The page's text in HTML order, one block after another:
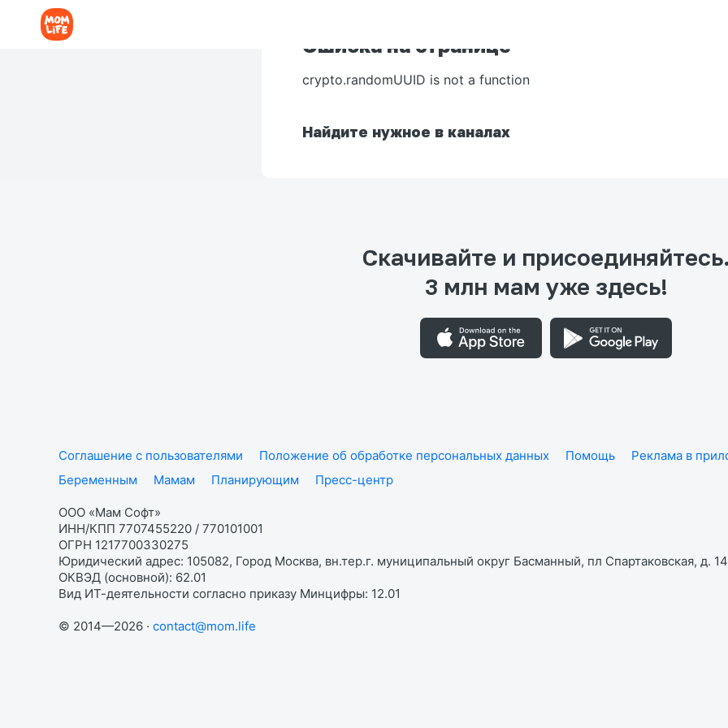
Ошибка на странице
crypto.randomUUID is not a function
Найдите нужное в каналах
Скачивайте и присоединяйтесь.
3 млн мам уже здесь!
Соглашение с пользователями Положение об обработке персональных данных Помощь Реклама в
Беременным
Мамам Планирующим Пресс-центр
ООО «Мам Софт»
ИНН/КПП 7707455220 / 770101001
ОГРН 1217700330275
Юридический адрес: 105082, Город Москва, вн.тер.г. муниципальный округ Басманный, пл Спартаковская, д.
ОКВЭД (основной): 62.01
Вид ИТ-деятельности согласно приказу Минцифры: 12.01
© 2014—2026 · contact@mom.life